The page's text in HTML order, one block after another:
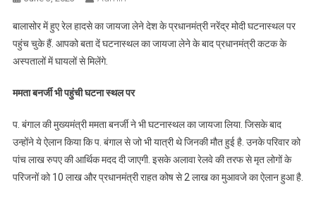
बालासोर में हुए रेल हादसे का जायजा लेने देश के प्रधानमंत्री नरेंद्र मोदी घटनास्थल पर
पहुंच चुके हैं. आपको बता दें घटनास्थल का जायजा लेने के बाद प्रधानमंत्री कटक के
अस्पतालों में घायलों से मिलेंगे.
ममता बनर्जी भी पहुंची घटना स्थल पर
प. बंगाल की मुख्यमंत्री ममता बनर्जी ने भी घटनास्थल का जायजा लिया. जिसके बाद
उन्होंने ये ऐलान किया कि प. बंगाल से जो भी यात्री थे जिनकी मौत हुई है. उनके परिवार को
पांच लाख रुपए की आर्थिक मदद दी जाएगी. इसके अलावा रेलवे की तरफ से मृत लोगों के
परिजनों को 10 लाख और प्रधानमंत्री राहत कोष से 2 लाख का मुआवजे का ऐलान हुआ है.